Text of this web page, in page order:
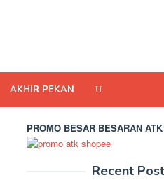
AKHIR PEKAN
PROMO BESAR BESARAN ATK
Recent